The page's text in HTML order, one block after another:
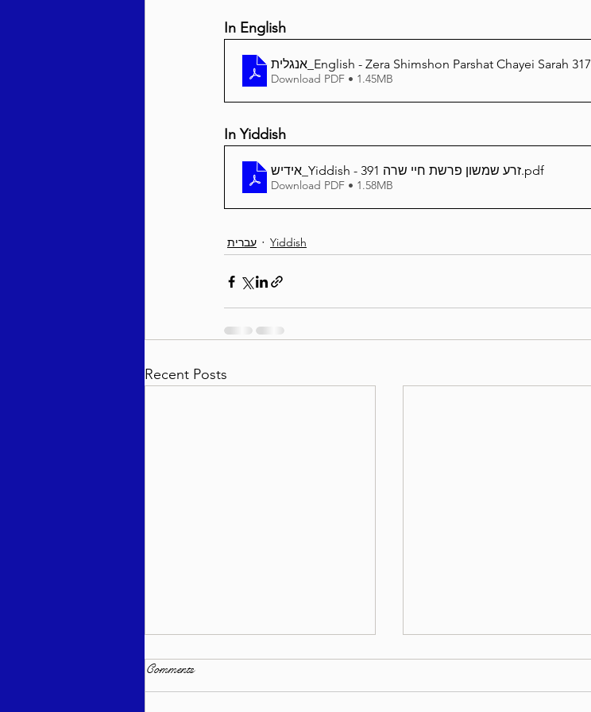
In English
אנגלית_English - Zera Shimshon Parshat Chayei Sarah 317
Download PDF • 1.45MB
In Yiddish
אידיש_Yiddish - זרע שמשון פרשת חיי שרה 391.pdf
Download PDF • 1.58MB
עברית Yiddish
Recent Posts
Comments